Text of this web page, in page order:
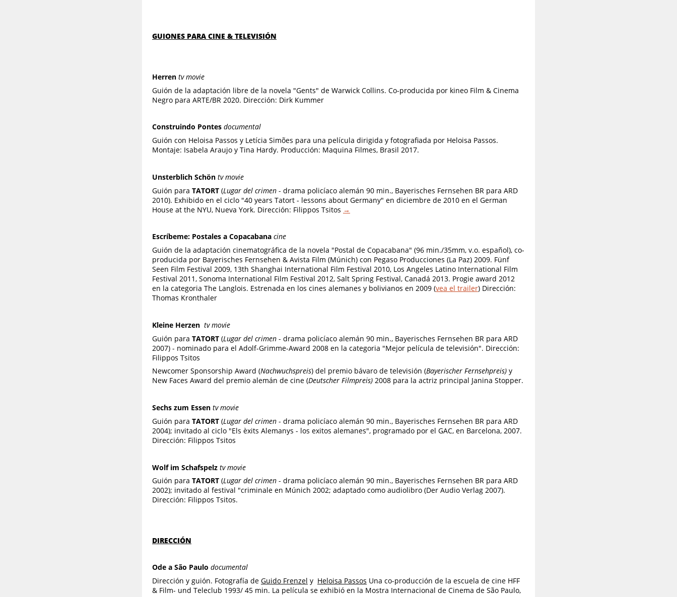
GUIONES PARA CINE & TELEVISIÓN
Herren tv movie
Guión de la adaptación libre de la novela "Gents" de Warwick Collins. Co-producida por kineo Film & Cinema
Negro para ARTE/BR 2020. Dirección: Dirk Kummer
Construindo Pontes documental
Guión con Heloisa Passos y Letícia Simões para una película dirigida y fotografiada por Heloisa Passos.
Montaje: Isabela Araujo y Tina Hardy. Producción: Maquina Filmes, Brasil 2017.
Unsterblich Schön tv movie
Guión para TATORT (Lugar del crimen - drama policíaco alemán 90 min., Bayerisches Fernsehen BR para ARD
2010). Exhibido en el ciclo "40 years Tatort - lessons about Germany" en diciembre de 2010 en el German
House at the NYU, Nueva York. Dirección: Filippos Tsitos →
Escríbeme: Postales a Copacabana cine
Guión de la adaptación cinematográfica de la novela "Postal de Copacabana" (96 min./35mm, v.o. español), co-
producida por Bayerisches Fernsehen & Avista Film (Múnich) con Pegaso Producciones (La Paz) 2009. Fünf
Seen Film Festival 2009, 13th Shanghai International Film Festival 2010, Los Angeles Latino International Film
Festival 2011, Sonoma International Film Festival 2012, Salt Spring Festival, Canadá 2013. Progie award 2012
en la categoria The Langlois. Estrenada en los cines alemanes y bolivianos en 2009 (vea el trailer) Dirección:
Thomas Kronthaler
Kleine Herzen tv movie
Guión para TATORT (Lugar del crimen - drama policíaco alemán 90 min., Bayerisches Fernsehen BR para ARD
2007) - nominado para el Adolf-Grimme-Award 2008 en la categoria "Mejor película de televisión". Dirección:
Filippos Tsitos
Newcomer Sponsorship Award (Nachwuchspreis) del premio bávaro de televisión (Bayerischer Fernsehpreis) y
New Faces Award del premio alemán de cine (Deutscher Filmpreis) 2008 para la actriz principal Janina Stopper.
Sechs zum Essen tv movie
Guión para TATORT (Lugar del crimen - drama policíaco alemán 90 min., Bayerisches Fernsehen BR para ARD
2004); invitado al ciclo "Els èxits Alemanys - los exitos alemanes", programado por el GAC, en Barcelona, 2007.
Dirección: Filippos Tsitos
Wolf im Schafspelz tv movie
Guión para TATORT (Lugar del crimen - drama policíaco alemán 90 min., Bayerisches Fernsehen BR para ARD
2002); invitado al festival "criminale en Múnich 2002; adaptado como audiolibro (Der Audio Verlag 2007).
Dirección: Filippos Tsitos.
DIRECCIÓN
Ode a São Paulo documental
Dirección y guión. Fotografía de Guido Frenzel y Heloisa Passos Una co-producción de la escuela de cine HFF
& Film- und Teleclub 1993/ 45 min. La película se exhibió en la Mostra Internacional de Cinema de São Paulo,